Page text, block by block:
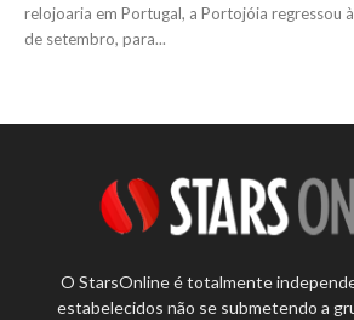
relojoaria em Portugal, a Portojóia regressou
de setembro, para...
O StarsOnline é totalmente
estabelecidos não se submetendo a